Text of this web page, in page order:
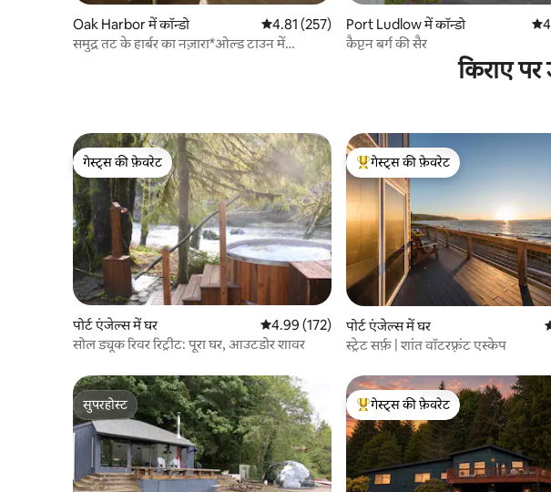
Oak Harbor में कॉन्डो औसत रेटिंग 5 में से 4.81, 257 समीक्षाएँ
4.81 (257)
समुद्र तट के हार्बर का नज़ारा*ओल्ड टाउन में
Port Ludlow में कॉन्डो
कैप्टन बर्ग की सैर
किराए पर
गेस्ट्स की फ़ेवरेट
गेस्ट्स की फ़ेवरेट
पोर्ट एंजेल्स में घर औसत रेटिंग 5 में से 4.99, 172 समीक्षाएँ
4.99 (172)
सोल ड्यूक रिवर रिट्रीट: पूरा घर, आउटडोर शावर
गेस्ट्स का टॉप फ़ेवरेट
गेस्ट्स की फ़ेवरेट
पोर्ट एंजेल्स में घर
स्ट्रेट सर्फ़ | शांत वॉटरफ़्रंट एस्केप
सुपरहोस्ट
सुपरहोस्ट
गेस्ट्स का टॉप फ़ेवरेट
गेस्ट्स की फ़ेवरेट